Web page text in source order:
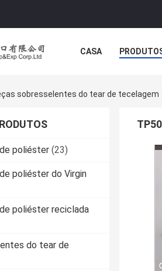
CASA
sobresselentes do tear de tecelagem
poliéster (23)
poliéster do Virgin
poliéster reciclada
do tear de